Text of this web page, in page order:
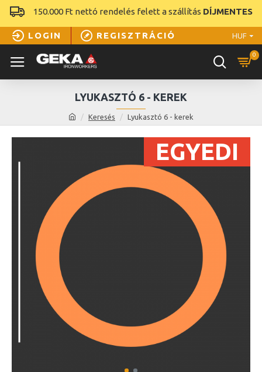
150.000 Ft nettó rendelés felett a szállítás DÍJMENTES
LOGIN REGISZTRÁCIÓ HUF
0
Keresés Lyukasztó 6 - kerek
LYUKASZTÓ 6 - KEREK
EGYEDI